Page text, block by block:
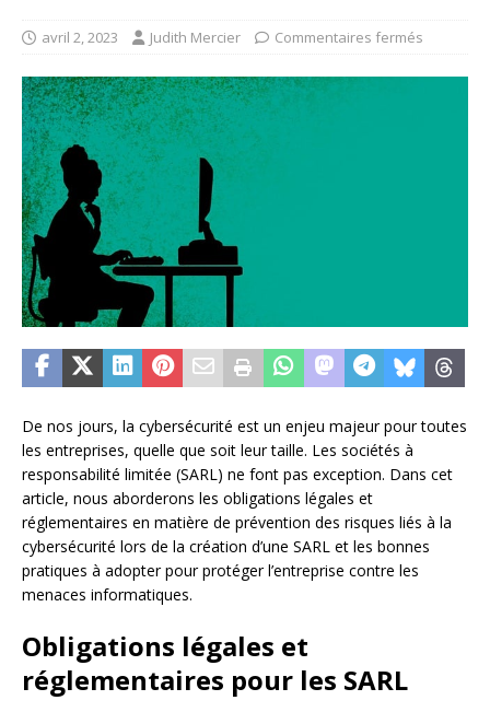
avril 2, 2023 Judith Mercier Commentaires fermés
De nos jours, la cybersécurité est un enjeu majeur pour toutes
les entreprises, quelle que soit leur taille. Les sociétés à
responsabilité limitée (SARL) ne font pas exception. Dans cet
article, nous aborderons les obligations légales et
réglementaires en matière de prévention des risques liés à la
cybersécurité lors de la création d’une SARL et les bonnes
pratiques à adopter pour protéger l’entreprise contre les
menaces informatiques.
Obligations légales et
réglementaires pour les SARL